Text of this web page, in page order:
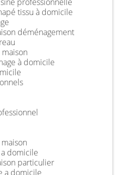
tissu à domicile
déménagement
à domicile
domicile
particulier
a domicile